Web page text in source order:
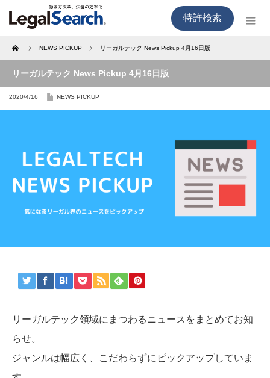
特許検索
Home NEWS PICKUP リーガルテック News Pickup 4月16日版
リーガルテック News Pickup 4月16日版
2020/4/16 NEWS PICKUP
リーガルテック領域にまつわるニュースをまとめてお知
らせ。
ジャンルは幅広く、こだわらずにピックアップしていま